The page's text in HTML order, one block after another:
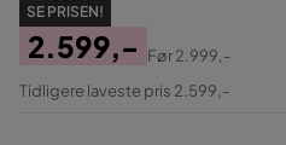
SE PRISEN!
Pris
2.599,-
Original
Før2.999,-
Tidligere laveste pris 2.599,-